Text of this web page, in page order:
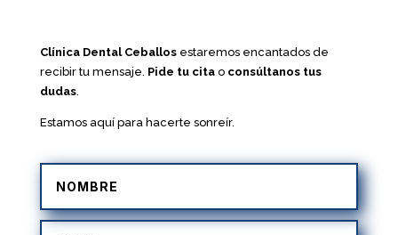
Clínica Dental Ceballosestaremos encantados de
recibir tu mensaje. Pide tu citao consúltanos tus
dudas.
Estamos aquí para hacerte sonreír.